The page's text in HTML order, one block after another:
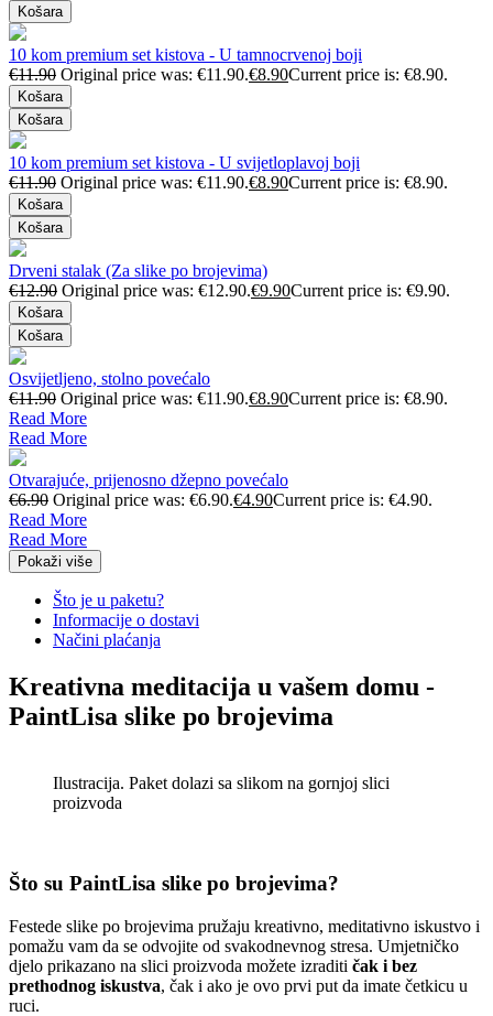
Košara
10 kom premium set kistova - U tamnocrvenoj boji
€11.90 Original price was: €11.90.€8.90Current price is: €8.90.
Košara
Košara
10 kom premium set kistova - U svijetloplavoj boji
€11.90 Original price was: €11.90.€8.90Current price is: €8.90.
Košara
Košara
Drveni stalak (Za slike po brojevima)
€12.90 Original price was: €12.90.€9.90Current price is: €9.90.
Košara
Košara
Osvijetljeno, stolno povećalo
€11.90 Original price was: €11.90.€8.90Current price is: €8.90.
Read More
Read More
Otvarajuće, prijenosno džepno povećalo
€6.90 Original price was: €6.90.€4.90Current price is: €4.90.
Read More
Read More
Pokaži više
Što je u paketu?
Informacije o dostavi
Načini plaćanja
Kreativna meditacija u vašem domu -
PaintLisa slike po brojevima
Ilustracija. Paket dolazi sa slikom na gornjoj slici
proizvoda
Što su PaintLisa slike po brojevima?
Festede slike po brojevima pružaju kreativno, meditativno iskustvo i
pomažu vam da se odvojite od svakodnevnog stresa. Umjetničko
djelo prikazano na slici proizvoda možete izraditi čak i bez
prethodnog iskustva, čak i ako je ovo prvi put da imate četkicu u
ruci.